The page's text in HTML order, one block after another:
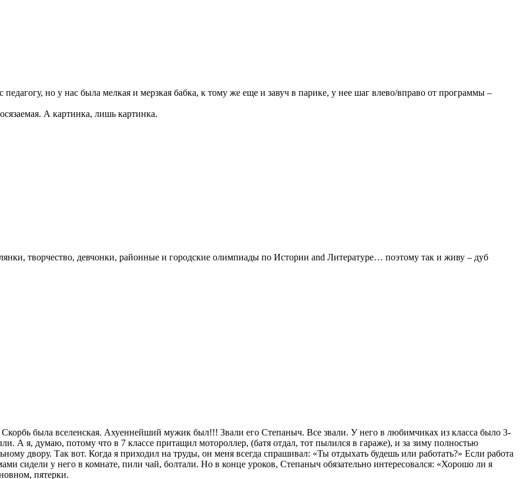
но у нас была мелкая и мерзкая бабка, к тому же еще и завуч в парике, у нее шаг влево/вправо от программы –
А картинка, лишь картинка.
творчество, девчонки, районные и городские олимпиады по Истории and Литературе… поэтому так и живу – дуб
была вселенская. Ахуеннейший мужик был!!! Звали его Степаныч. Все звали. У него в любимчиках из класса было 3-
А я, думаю, потому что в 7 классе притащил мотороллер, (батя отдал, тот пылился в гараже), и за зиму полностью
двору. Так вот. Когда я приходил на труды, он меня всегда спрашивал: «Ты отдыхать будешь или работать?» Если работа
сидели у него в комнате, пили чай, болтали. Но в конце уроков, Степаныч обязательно интересовался: «Хорошо ли я
пятерки.